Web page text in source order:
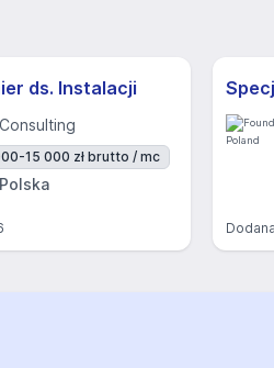
ds. Instalacji
15 000 zł brutto / mc
Dodana